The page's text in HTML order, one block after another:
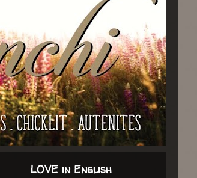
LOVE in English